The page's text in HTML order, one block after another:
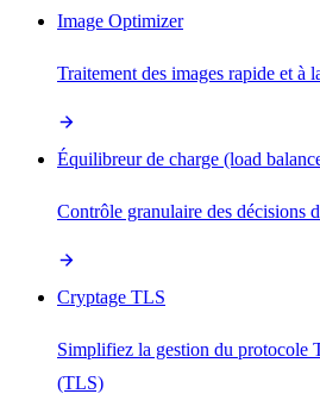
Image Optimizer
Traitement des images rapide et à
Équilibreur de charge (load
Contrôle granulaire des décisions
Cryptage TLS
Simplifiez la gestion du protocole
(TLS)